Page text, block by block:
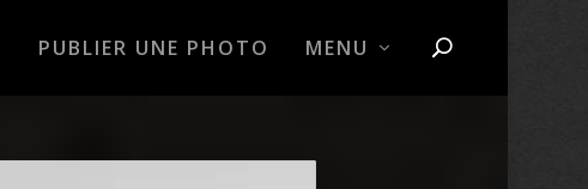
PUBLIER UNE PHOTO MENU